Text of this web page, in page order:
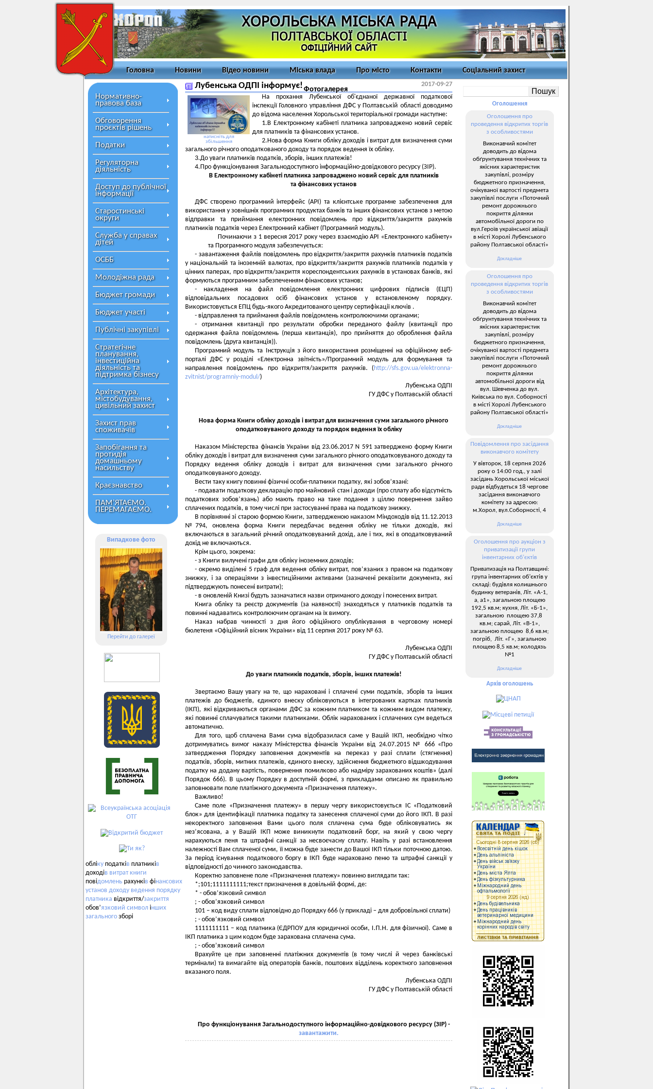
Головна Новини Відео новини Міська влада Про місто Контакти Соціальний захист
Фотогалерея
Нормативно-
правова база
Обговорення
проєктів рішень
Податки
Регуляторна
діяльність
Доступ до публічної
інформації
Старостинські
округи
Служба у справах
дітей
ОСББ
Молодіжна рада
Бюджет громади
Бюджет участі
Публічні закупівлі
Стратегічне
планування,
інвестиційна
діяльність та
підтримка бізнесу
Архітектура,
містобудування,
цивільний захист
Захист прав
споживачів
Запобігання та
протидія
домашньому
насильству
Краєзнавство
ПАМ’ЯТАЄМО.
ПЕРЕМАГАЄМО.
Випадкове фото
Перейти до галереї
обліку податків платників
доходів витрат книги
повідомлень рахунків фінансових
установ доходу ведення порядку
платника відкриття/закриття
обов’язковий символ інших
загального зборі
Лубенська ОДПІ інформує! 2017-09-27
натисніть для
збільшення
На прохання Лубенської об'єднаної державної податкової
інспекції Головного управління ДФС у Полтавській області доводимо
до відома населення Хорольської територіальної громади наступне:
1.В Електронному кабінеті платника запроваджено новий сервіс
для платників та фінансових установ.
2.Нова форма Книги обліку доходів і витрат для визначення суми
загального річного оподаткованого доходу та порядок ведення їх обліку.
3.До уваги платників податків, зборів, інших платежів!
4.Про функціонування Загальнодоступного інформаційно-довідкового ресурсу (ЗІР).
В Електронному кабінеті платника запроваджено новий сервіс для платників
та фінансових установ
ДФС створено програмний інтерфейс (API) та клієнтське програмне забезпечення для
використання у зовнішніх програмних продуктах банків та інших фінансових установ з метою
відправки та приймання електронних повідомлень про відкриття/закриття рахунків
платників податків через Електронний кабінет (Програмний модуль).
Починаючи з 1 вересня 2017 року через взаємодію API «Електронного кабінету»
та Програмного модуля забезпечується:
- завантаження файлів повідомлень про відкриття/закриття рахунків платників податків
у національній та іноземній валютах, про відкриття/закриття рахунків платників податків у
цінних паперах, про відкриття/закриття кореспондентських рахунків в установах банків, які
формуються програмним забезпеченням фінансових установ;
- накладення на файл повідомлення електронних цифрових підписів (ЕЦП)
відповідальних посадових осіб фінансових установ у встановленому порядку.
Використовується ЕПЦ будь-якого Акредитованого центру сертифікації ключів .
- відправлення та приймання файлів повідомлень контролюючими органами;
- отримання квитанції про результати обробки переданого файлу (квитанції про
одержання файла повідомлень (перша квитанція), про прийняття до оброблення файла
повідомлень (друга квитанція)).
Програмний модуль та Інструкція з його використання розміщенні на офіційному веб-
порталі ДФС у розділі «Електронна звітність»/Програмний модуль для формування та
направлення повідомлень про відкриття/закриття рахунків. (http://sfs.gov.ua/elektronna-
zvitnist/programniy-modul/)
Лубенська ОДПІ
ГУ ДФС у Полтавській області
Нова форма Книги обліку доходів і витрат для визначення суми загального річного
оподатковуваного доходу та порядок ведення їх обліку
Наказом Міністерства фінансів України від 23.06.2017 N 591 затверджено форму Книги
обліку доходів і витрат для визначення суми загального річного оподатковуваного доходу та
Порядку ведення обліку доходів і витрат для визначення суми загального річного
оподатковуваного доходу.
Вести таку книгу повинні фізичні особи-платники податку, які зобов’язані:
- подавати податкову декларацію про майновий стан і доходи (про сплату або відсутність
податкових зобов’язань) або мають право на таке подання з ціллю повернення зайво
сплачених податків, в тому числі при застосуванні права на податкову знижку.
В порівнянні зі старою формою Книги, затвердженою наказом Міндоходів від 11.12.2013
№794, оновлена форма Книги передбачає ведення обліку не тільки доходів, які
включаються в загальний річний оподатковуваний дохід, але і тих, які в оподатковуваний
дохід не включаються.
Крім цього, зокрема:
- з Книги вилучені графи для обліку іноземних доходів;
- окремо виділені 5 граф для ведення обліку витрат, пов’язаних з правом на податкову
знижку, і за операціями з інвестиційними активами (зазначені реквізити документа, які
підтверджують понесені витрати);
- в оновленій Книзі будуть зазначатися назви отриманого доходу і понесених витрат.
Книга обліку та реєстр документів (за наявності) знаходяться у платників податків та
повинні надаватись контролюючим органам на їх вимогу.
Наказ набрав чинності з дня його офіційного опублікування в черговому номері
бюлетеня «Офіційний вісник України» від 11 серпня 2017 року № 63.
Лубенська ОДПІ
ГУ ДФС у Полтавській області
До уваги платників податків, зборів, інших платежів!
Звертаємо Вашу увагу на те, що нараховані і сплачені суми податків, зборів та інших
платежів до бюджетів, єдиного внеску обліковуються в інтегрованих картках платників
(ІКП), які відкриваються органами ДФС за кожним платником та кожним видом платежу,
які повинні сплачуватися такими платниками. Облік нарахованих і сплачених сум ведеться
автоматично.
Для того, щоб сплачена Вами сума відобразилася саме у Вашій ІКП, необхідно чітко
дотримуватись вимог наказу Міністерства фінансів України від 24.07.2015 № 666 «Про
затвердження Порядку заповнення документів на переказ у разі сплати (стягнення)
податків, зборів, митних платежів, єдиного внеску, здійснення бюджетного відшкодування
податку на додану вартість, повернення помилково або надміру зарахованих коштів» (далі
Порядок 666). В цьому Порядку в доступній формі, з прикладами описано як правильно
заповнювати поле платіжного документа «Призначення платежу».
Важливо!
Саме поле «Призначення платежу» в першу чергу використовується ІС «Податковий
блок» для ідентифікації платника податку та занесення сплаченої суми до його ІКП. В разі
некоректного заповнення Вами цього поля сплачена сума буде обліковуватись як
нез’ясована, а у Вашій ІКП може виникнути податковий борг, на який у свою чергу
нарахуються пеня та штрафні санкції за несвоєчасну сплату. Навіть у разі встановлення
належності Вам сплаченої суми, її можна буде занести до Вашої ІКП тільки поточною датою.
За період існування податкового боргу в ІКП буде нараховано пеню та штрафні санкції у
відповідності до чинного законодавства.
Коректно заповнене поле «Призначення платежу» повинно виглядати так:
*;101;1111111111;текст призначення в довільній формі, де:
* - обов’язковий символ
; - обов’язковий символ
101 – код виду сплати відповідно до Порядку 666 (у прикладі – для добровільної сплати)
; - обов’язковий символ
1111111111 – код платника (ЄДРПОУ для юридичної особи, І.П.Н. для фізичної). Саме в
ІКП платника з цим кодом буде зарахована сплачена сума.
; - обов’язковий символ
Врахуйте це при заповненні платіжних документів (в тому числі й через банківські
термінали) та вимагайте від операторів банків, поштових відділень коректного заповнення
вказаного поля.
Лубенська ОДПІ
ГУ ДФС у Полтавській області
Про функціонування Загальнодоступного інформаційно-довідкового ресурсу (ЗІР) -
завантажити.
Оголошення
Оголошення про
проведення відкритих торгів
з особливостями
Виконавчий комітет
доводить до відома
обґрунтування технічних та
якісних характеристик
закупівлі, розміру
бюджетного призначення,
очікуваної вартості предмета
закупівлі послуги «Поточний
ремонт дорожнього
покриття ділянки
автомобільної дороги по
вул.Героїв української авіації
в місті Хоролі Лубенського
району Полтавської області»
Докладніше
Оголошення про
проведення відкритих торгів
з особливостями
Виконавчий комітет
доводить до відома
обґрунтування технічних та
якісних характеристик
закупівлі, розміру
бюджетного призначення,
очікуваної вартості предмета
закупівлі послуги «Поточний
ремонт дорожнього
покриття ділянки
автомобільної дороги від
вул. Шевченка до вул.
Київська по вул. Соборності
в місті Хоролі Лубенського
району Полтавської області»
Докладніше
Повідомлення про засідання
виконавчого комітету
У вівторок, 18 серпня 2026
року о 14:00 год., у залі
засідань Хорольської міської
ради відбудеться 18 чергове
засідання виконавчого
комітету за адресою:
м.Хорол, вул.Соборності, 4
Докладніше
Оголошення про аукціон з
приватизації групи
інвентарних об’єктів
Приватизація на Полтавщині:
група інвентарних об’єктів у
складі: будівля колишнього
будинку ветеранів, Літ. «А-1,
а, а1», загальною площею
192,5 кв.м; кухня, Літ. «Б-1»,
загальною площею 37,8
кв.м; сарай, Літ. «В-1»,
загальною площею 8,6 кв.м;
погріб, Літ. «Г», загальною
площею 8,5 кв.м; колодязь
№1
Докладніше
Архів оголошень